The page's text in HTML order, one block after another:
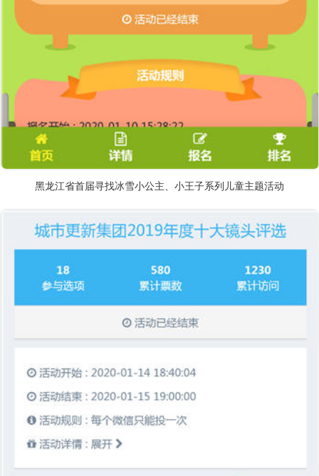
黑龙江省首届寻找冰雪小公主、小王子系列儿童主题活动